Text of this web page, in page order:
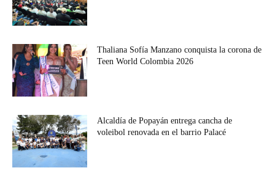
Thaliana Sofía Manzano conquista la corona de
Teen World Colombia 2026
Alcaldía de Popayán entrega cancha de
voleibol renovada en el barrio Palacé